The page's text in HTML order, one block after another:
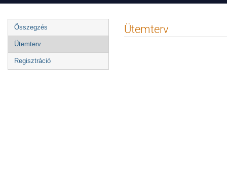
Esemény
menü
Összegzés
Ütemterv
Regisztráció
Ütemterv